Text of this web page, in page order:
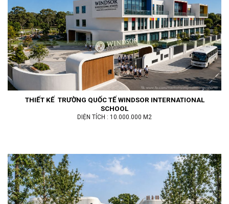
THIẾT KẾ TRƯỜNG QUỐC TẾ WINDSOR INTERNATIONAL
SCHOOL
DIỆN TÍCH : 10.000.000 M2